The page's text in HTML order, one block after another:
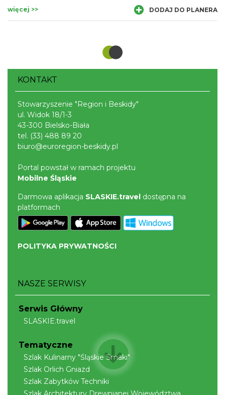
deska na około 6 osób). Na desce znajdują się różne rodzaje
mięs, grillowane oscypki, pierogi. Dodatkowo podawane są
więcej >> DODAJ DO PLANERA
KONTAKT
Stowarzyszenie "Region i Beskidy"
ul. Widok 18/1-3
43-300 Bielsko-Biała
tel. (33) 488 89 20
biuro@euroregion-beskidy.pl
Portal powstał w ramach projektu
Mobilne Śląskie
Darmowa aplikacja SLASKIE.travel dostępna na
platformach
POLITYKA PRYWATNOŚCI
NASZE SERWISY
Serwis Główny
SLASKIE.travel
Tematyczne
Szlak Kulinarny "Śląskie Smaki"
Szlak Orlich Gniazd
Szlak Zabytków Techniki